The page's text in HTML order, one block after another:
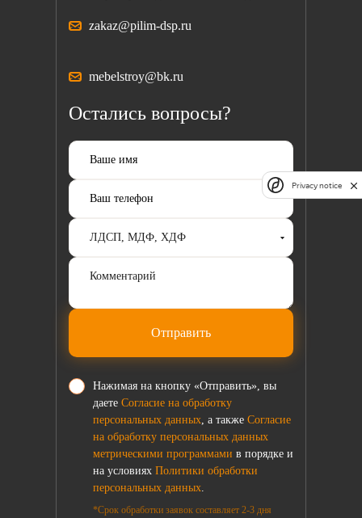
zakaz@pilim-dsp.ru
mebelstroy@bk.ru
Остались вопросы?
Отправить
Нажимая на кнопку «Отправить», вы
даете Согласие на обработку
персональных данных, а также Согласие
на обработку персональных данных
метрическими программами в порядке и
на условиях Политики обработки
персональных данных.
*Срок обработки заявок составляет 2-3 дня
Privacy notice